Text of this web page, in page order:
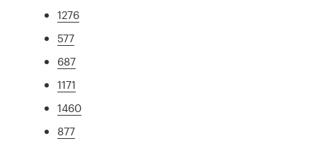
1276
577
687
1171
1460
877